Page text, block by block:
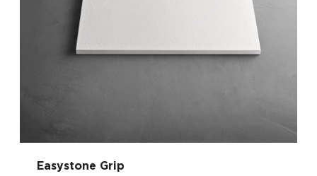
Easystone Grip